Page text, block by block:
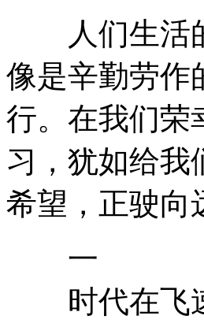
人们生活的
像是辛勤劳作
行。在我们荣
习，犹如给我
希望，正驶向
一
时代在飞速